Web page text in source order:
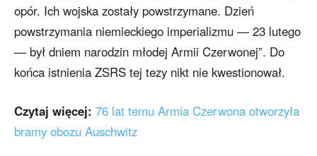
opór. Ich wojska zostały powstrzymane. Dzień
powstrzymania niemieckiego imperializmu — 23 lutego
— był dniem narodzin młodej Armii Czerwonej”. Do
końca istnienia ZSRS tej tezy nikt nie kwestionował.
Czytaj więcej: 76 lat temu Armia Czerwona otworzyła
bramy obozu Auschwitz